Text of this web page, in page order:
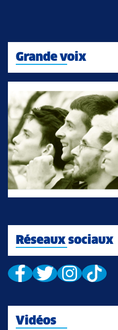
Grande voix
Réseaux sociaux
Vidéos